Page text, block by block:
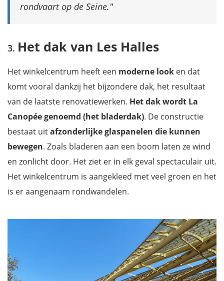
rondvaart op de Seine.
Het dak van Les Halles
Het winkelcentrum heeft een moderne look en dat
komt vooral dankzij het bijzondere dak, het resultaat
van de laatste renovatiewerken. Het dak wordt La
Canopée genoemd (het bladerdak). De constructie
bestaat uitafzonderlijke glaspanelen die kunnen
bewegen. Zoals bladeren aan een boom laten ze wind
en zonlicht door. Het ziet er in elk geval spectaculair uit.
Het winkelcentrum is aangekleed met veel groen en het
is er aangenaam rondwandelen.